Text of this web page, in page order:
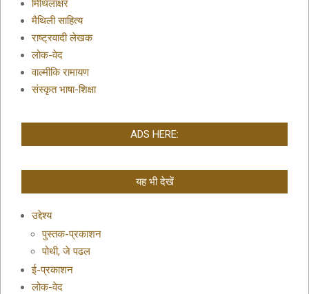
मिथिलाक्षर
मैथिली साहित्य
राष्ट्रवादी लेखक
लोक-वेद
वाल्मीकि रामायण
संस्कृत भाषा-शिक्षा
ADS HERE:
यह भी देखें
उद्देश्य
पुस्तक-प्रकाशन
पोथी, जे पढल
ई-प्रकाशन
लोक-वेद